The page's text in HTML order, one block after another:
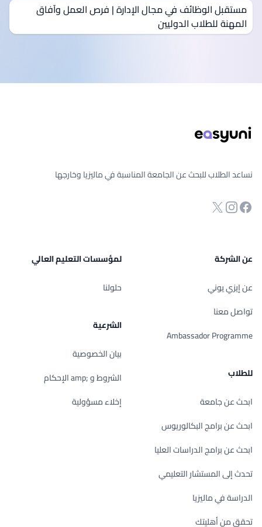
مستقبل الوظائف في مجال الإدارة | فرص العمل وآفاق
المهنة للطلاب الدوليين
نساعد الطلاب للبحث عن الجامعة المناسبة في ماليزيا وخارجها
صفحة الفيسبوك
انستجرام
Twitter
عن الشركة
عن إيزي يوني
تواصل معنا
Ambassador Programme
للطلاب
ابحث عن جامعة
ابحث عن برامج البكالوريوس
ابحث عن برامج الدراسات العليا
تحدث إلى المستشار التعليمي
الدراسة في ماليزيا
تحقق من أهليتك
لمؤسسات التعليم العالي
حلولنا
الشرعية
بيان الخصوصية
الشروط و ;amp الإحكام
إخلاء مسؤولية